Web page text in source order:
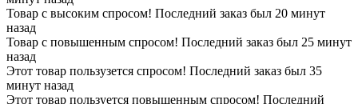
Товар с высоким спросом! Последний заказ был 20 минут
назад
Товар с повышенным спросом! Последний заказ был 25 минут
назад
Этот товар пользузется спросом! Последний заказ был 35
минут назад
Этот товар пользуется повышенным спросом! Последний